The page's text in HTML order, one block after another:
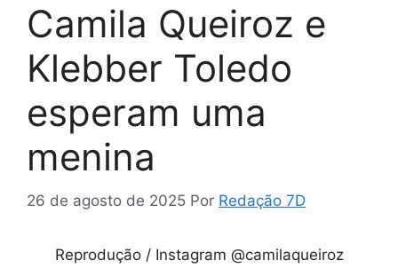
Camila Queiroz e
Klebber Toledo
esperam uma
menina
26 de agosto de 2025 Por Redação 7D
Reprodução / Instagram @camilaqueiroz